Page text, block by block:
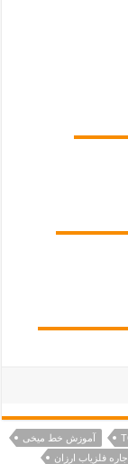
آموزش خط میخی
فلزیاب ارزان